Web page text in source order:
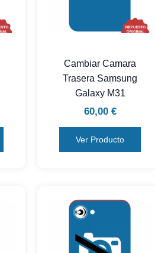
Cambiar Camara
Trasera Samsung
Galaxy M31
60,00 €
Ver Producto